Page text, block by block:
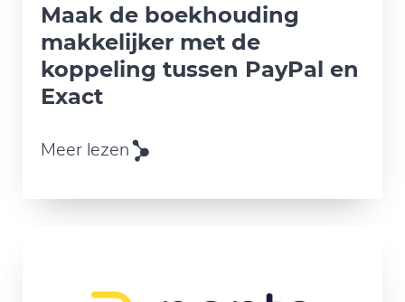
Maak de boekhouding
makkelijker met de
koppeling tussen PayPal en
Exact
Meer lezen